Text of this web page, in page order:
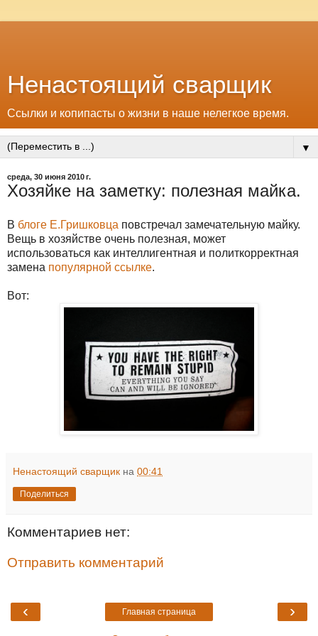
Ненастоящий сварщик
Ссылки и копипасты о жизни в наше нелегкое время.
▼
среда, 30 июня 2010 г.
Хозяйке на заметку: полезная майка.
В блоге Е.Гришковца повстречал замечательную майку.
Вещь в хозяйстве очень полезная, может
использоваться как интеллигентная и политкорректная
замена популярной ссылке.
Вот:
Ненастоящий сварщик на 00:41
Поделиться
Комментариев нет:
Отправить комментарий
‹ ›
Главная страница